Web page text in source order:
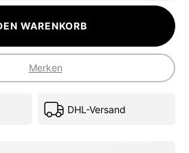
WARENKORB
Merken
DHL-Versand